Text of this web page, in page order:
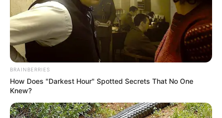
BRAINBERRIES
How Does "Darkest Hour" Spotted Secrets That No One
Knew?